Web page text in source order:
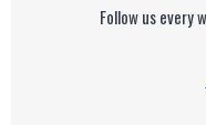
Follow us every